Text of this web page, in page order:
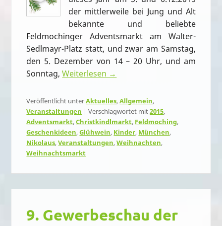
der mittlerweile bei Jung und Alt
bekannte und beliebte
Feldmochinger Adventsmarkt am Walter-
Sedlmayr-Platz statt, und zwar am Samstag,
den 5. Dezember von 14 – 20 Uhr, und am
Sonntag,Weiterlesen →
Veröffentlicht unterAktuelles,Allgemein,
Veranstaltungen |Verschlagwortet mit2015,
Adventsmarkt,Christkindlmarkt, Feldmoching,
Geschenkideen,Glühwein, Kinder, München,
Nikolaus,Veranstaltungen,Weihnachten,
Weihnachtsmarkt
9. Gewerbeschau der